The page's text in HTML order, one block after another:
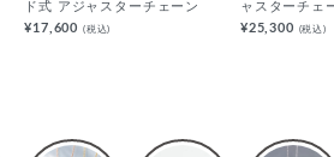
ド式 アジャスターチェーン
¥17,600 (税込)
ャスターチェ
¥25,300 (税込)